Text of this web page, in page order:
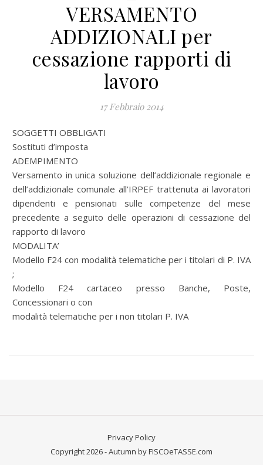
VERSAMENTO
ADDIZIONALI per
cessazione rapporti di
lavoro
17 Febbraio 2014
SOGGETTI OBBLIGATI
Sostituti d’imposta
ADEMPIMENTO
Versamento in unica soluzione dell’addizionale regionale e
dell’addizionale comunale all’IRPEF trattenuta ai lavoratori
dipendenti e pensionati sulle competenze del mese
precedente a seguito delle operazioni di cessazione del
rapporto di lavoro
MODALITA’
Modello F24 con modalità telematiche per i titolari di P. IVA
;
Modello F24 cartaceo presso Banche, Poste,
Concessionari o con
modalità telematiche per i non titolari P. IVA
Privacy Policy
Copyright 2026 - Autumn by FISCOeTASSE.com